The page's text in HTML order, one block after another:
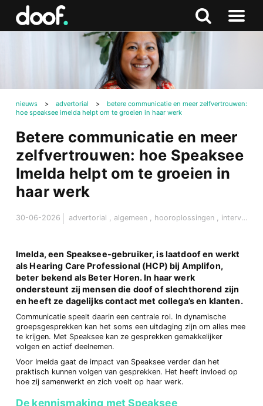
Zoeken
Naar
nieuws > advertorial >
betere communicatie en meer zelfvertrouwen:
hoe speaksee imelda helpt om te groeien in haar werk
Betere communicatie en meer
zelfvertrouwen: hoe Speaksee
Imelda helpt om te groeien in
haar werk
30-06-2026 advertorial algemeen hooroplossingen interview
Imelda, een Speaksee-gebruiker, is laatdoof en werkt
als Hearing Care Professional (HCP) bij Amplifon,
beter bekend als Beter Horen. In haar werk
ondersteunt zij mensen die doof of slechthorend zijn
en heeft ze dagelijks contact met collega’s en klanten.
Communicatie speelt daarin een centrale rol. In dynamische
groepsgesprekken kan het soms een uitdaging zijn om alles mee
te krijgen. Met Speaksee kan ze gesprekken gemakkelijker
volgen en actief deelnemen.
Voor Imelda gaat de impact van Speaksee verder dan het
praktisch kunnen volgen van gesprekken. Het heeft invloed op
hoe zij samenwerkt en zich voelt op haar werk.
De kennismaking met Speaksee
Doof.nl
Zoeken